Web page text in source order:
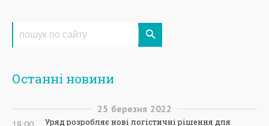
Останні новини
25 березня 2022
Уряд розробляє нові логістичні рішення для